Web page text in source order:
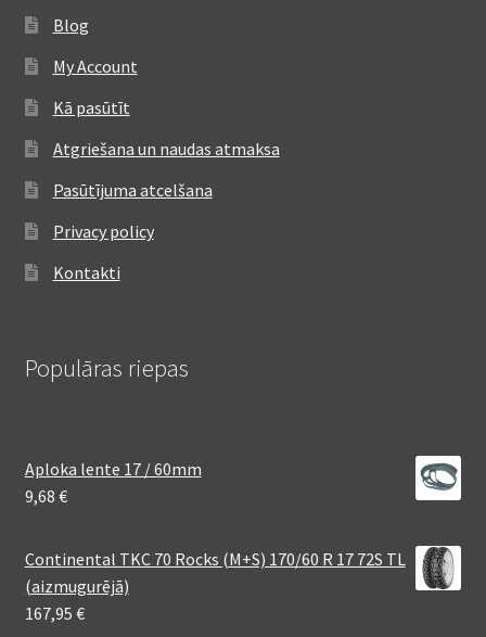
Blog
My Account
Kā pasūtīt
Atgriešana un naudas atmaksa
Pasūtījuma atcelšana
Privacy policy
Kontakti
Populāras riepas
Aploka lente 17 / 60mm
9,68 €
Continental TKC 70 Rocks (M+S) 170/60 R 17 72S TL
(aizmugurējā)
167,95 €